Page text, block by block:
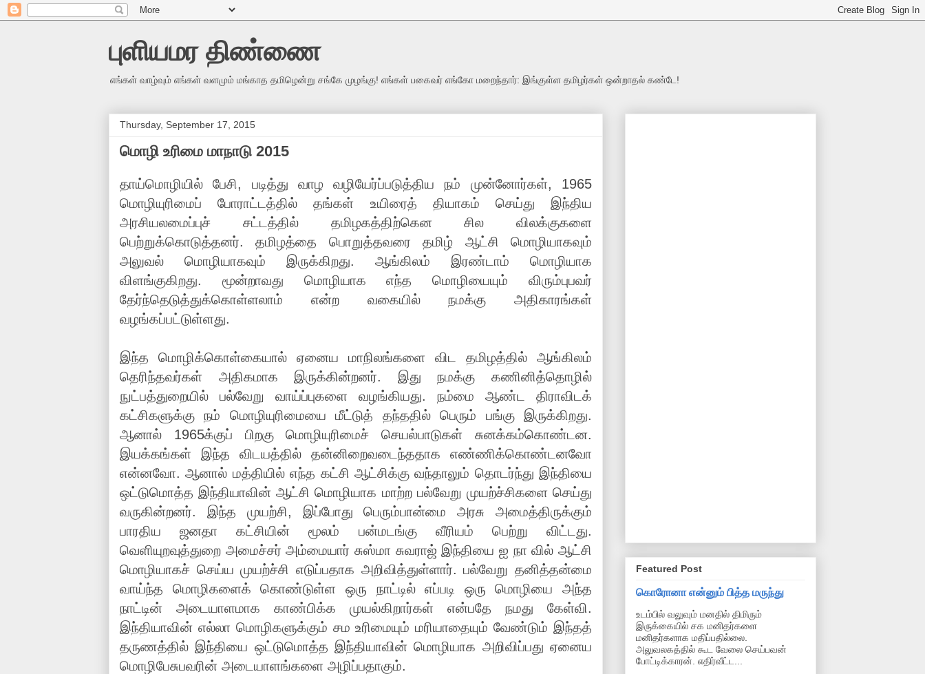
புளியமர திண்ணை
எங்கள் வாழ்வும் எங்கள் வளமும் மங்காத தமிழென்று சங்கே முழங்கு! எங்கள் பகைவர் எங்கோ மறைந்தார்: இங்குள்ள தமிழர்கள் ஒன்றாதல் கண்டே!
Thursday, September 17, 2015
மொழி உரிமை மாநாடு 2015
தாய்மொழியில் பேசி, படித்து வாழ வழியேர்ப்படுத்திய நம் முன்னோர்கள், 1965
மொழியுரிமைப் போராட்டத்தில் தங்கள் உயிரைத் தியாகம் செய்து இந்திய
அரசியலமைப்புச் சட்டத்தில் தமிழகத்திற்கென சில விலக்குகளை
பெற்றுக்கொடுத்தனர். தமிழத்தை பொறுத்தவரை தமிழ் ஆட்சி மொழியாகவும்
அலுவல் மொழியாகவும் இருக்கிறது. ஆங்கிலம் இரண்டாம் மொழியாக
விளங்குகிறது. மூன்றாவது மொழியாக எந்த மொழியையும் விரும்புபவர்
தேர்ந்தெடுத்துக்கொள்ளலாம் என்ற வகையில் நமக்கு அதிகாரங்கள்
வழங்கப்பட்டுள்ளது.
இந்த மொழிக்கொள்கையால் ஏனைய மாநிலங்களை விட தமிழத்தில் ஆங்கிலம்
தெரிந்தவர்கள் அதிகமாக இருக்கின்றனர். இது நமக்கு கணினித்தொழில்
நுட்பத்துறையில் பல்வேறு வாய்ப்புகளை வழங்கியது. நம்மை ஆண்ட திராவிடக்
கட்சிகளுக்கு நம் மொழியுரிமையை மீட்டுத் தந்ததில் பெரும் பங்கு இருக்கிறது.
ஆனால் 1965க்குப் பிறகு மொழியுரிமைச் செயல்பாடுகள் சுனக்கம்கொண்டன.
இயக்கங்கள் இந்த விடயத்தில் தன்னிறைவடைந்ததாக எண்ணிக்கொண்டனவோ
என்னவோ. ஆனால் மத்தியில் எந்த கட்சி ஆட்சிக்கு வந்தாலும் தொடர்ந்து இந்தியை
ஒட்டுமொத்த இந்தியாவின் ஆட்சி மொழியாக மாற்ற பல்வேறு முயற்ச்சிகளை செய்து
வருகின்றனர். இந்த முயற்சி, இப்போது பெரும்பான்மை அரசு அமைத்திருக்கும்
பாரதிய ஜனதா கட்சியின் மூலம் பன்மடங்கு வீரியம் பெற்று விட்டது.
வெளியுறவுத்துறை அமைச்சர் அம்மையார் சுஸ்மா சுவராஜ் இந்தியை ஐ நா வில் ஆட்சி
மொழியாகச் செய்ய முயற்ச்சி எடுப்பதாக அறிவித்துள்ளார். பல்வேறு தனித்தன்மை
வாய்ந்த மொழிகளைக் கொண்டுள்ள ஒரு நாட்டில் எப்படி ஒரு மொழியை அந்த
நாட்டின் அடையாளமாக காண்பிக்க முயல்கிறார்கள் என்பதே நமது கேள்வி.
இந்தியாவின் எல்லா மொழிகளுக்கும் சம உரிமையும் மரியாதையும் வேண்டும் இந்தத்
தருணத்தில் இந்தியை ஒட்டுமொத்த இந்தியாவின் மொழியாக அறிவிப்பது ஏனைய
மொழிபேசுபவரின் அடையாளங்களை அழிப்பதாகும்.
Featured Post
கொரோனா என்னும் பித்த மருந்து
உடம்பில் வலுவும் மனதில் திமிரும்
இருக்கையில் சக மனிதர்களை
மனிதர்களாக மதிப்பதில்லை.
அலுவலகத்தில் கூட வேலை செய்பவன்
போட்டிக்காரன். எதிர்வீட்ட...